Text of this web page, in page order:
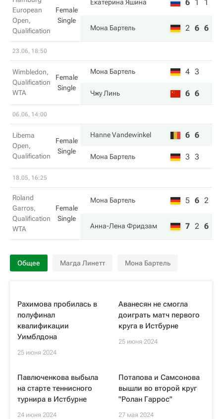
European
Open,
Qualification
Female
Single
Екатерина Яшина 6 1 1
Мона Бартель 2 6 6
23.06, 18:50
Wimbledon,
Qualification
WTA
Female
Single
Мона Бартель 4 3
Чжу Линь 6 6
06.06, 14:00
Libema
Open,
Qualification
Female
Single
Hanne Vandewinkel 6 6
Мона Бартель 3 3
18.05, 16:25
Roland
Garros,
Qualification
WTA
Female
Single
Мона Бартель 5 6 2
Анна-Лена Фридзам 7 2 6
Общее Магда Линетт Мона Бартель
Рахимова пробилась в
полуфинал
квалификации
Уимблдона
25 июня 2024
Аванесян не смогла
доиграть матч первого
круга в Истбурне
25 июня 2024
Павлюченкова выбыла
на старте теннисного
турнира в Истбурне
24 июня 2024
Потапова и Самсонова
вышли во второй круг
"Ролан Гаррос"
27 мая 2024